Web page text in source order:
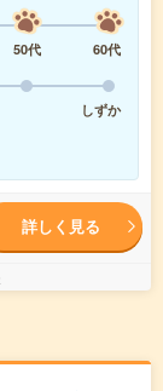
50代
60代
しずか
詳しく見る